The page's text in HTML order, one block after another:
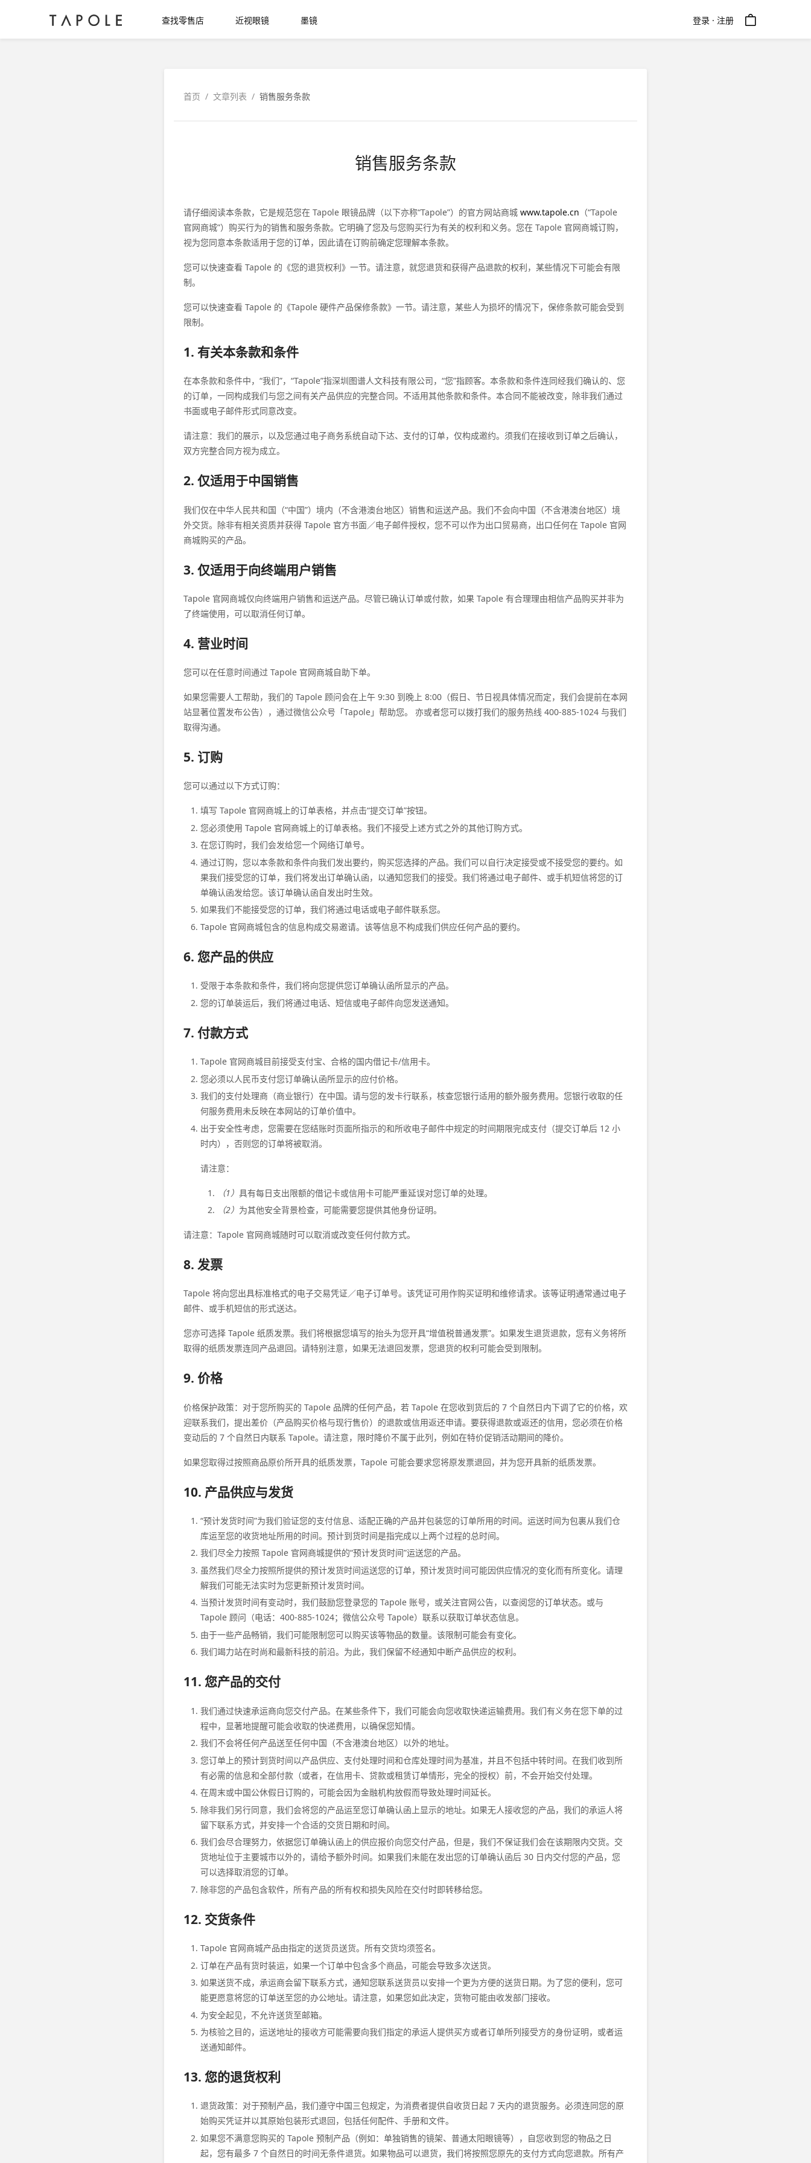
查找零售店 近视眼镜 墨镜 登录 · 注册
首页 / 文章列表 / 销售服务条款
销售服务条款
请仔细阅读本条款，它是规范您在 Tapole 眼镜品牌（以下亦称“Tapole”）的官方网站商城 www.tapole.cn （“Tapole
官网商城”）购买行为的销售和服务条款。它明确了您及与您购买行为有关的权利和义务。您在 Tapole 官网商城订购，
视为您同意本条款适用于您的订单，因此请在订购前确定您理解本条款。
您可以快速查看 Tapole 的《您的退货权利》一节。请注意，就您退货和获得产品退款的权利，某些情况下可能会有限
制。
您可以快速查看 Tapole 的《Tapole 硬件产品保修条款》一节。请注意，某些人为损坏的情况下，保修条款可能会受到
限制。
1. 有关本条款和条件
在本条款和条件中，“我们”，“Tapole”指深圳图谱人文科技有限公司，“您”指顾客。本条款和条件连同经我们确认的、您
的订单，一同构成我们与您之间有关产品供应的完整合同。不适用其他条款和条件。本合同不能被改变，除非我们通过
书面或电子邮件形式同意改变。
请注意：我们的展示，以及您通过电子商务系统自动下达、支付的订单，仅构成邀约。须我们在接收到订单之后确认，
双方完整合同方视为成立。
2. 仅适用于中国销售
我们仅在中华人民共和国（“中国”）境内（不含港澳台地区）销售和运送产品。我们不会向中国（不含港澳台地区）境
外交货。除非有相关资质并获得 Tapole 官方书面／电子邮件授权，您不可以作为出口贸易商，出口任何在 Tapole 官网
商城购买的产品。
3. 仅适用于向终端用户销售
Tapole 官网商城仅向终端用户销售和运送产品。尽管已确认订单或付款，如果 Tapole 有合理理由相信产品购买并非为
了终端使用，可以取消任何订单。
4. 营业时间
您可以在任意时间通过 Tapole 官网商城自助下单。
如果您需要人工帮助，我们的 Tapole 顾问会在上午 9:30 到晚上 8:00（假日、节日视具体情况而定，我们会提前在本网
站显著位置发布公告），通过微信公众号「Tapole」帮助您。 亦或者您可以拨打我们的服务热线 400-885-1024 与我们
取得沟通。
5. 订购
您可以通过以下方式订购：
填写 Tapole 官网商城上的订单表格，并点击“提交订单”按钮。
您必须使用 Tapole 官网商城上的订单表格。我们不接受上述方式之外的其他订购方式。
在您订购时，我们会发给您一个网络订单号。
通过订购，您以本条款和条件向我们发出要约，购买您选择的产品。我们可以自行决定接受或不接受您的要约。如
果我们接受您的订单，我们将发出订单确认函，以通知您我们的接受。我们将通过电子邮件、或手机短信将您的订
单确认函发给您。该订单确认函自发出时生效。
如果我们不能接受您的订单，我们将通过电话或电子邮件联系您。
Tapole 官网商城包含的信息构成交易邀请。该等信息不构成我们供应任何产品的要约。
6. 您产品的供应
受限于本条款和条件，我们将向您提供您订单确认函所显示的产品。
您的订单装运后，我们将通过电话、短信或电子邮件向您发送通知。
7. 付款方式
Tapole 官网商城目前接受支付宝、合格的国内借记卡/信用卡。
您必须以人民币支付您订单确认函所显示的应付价格。
我们的支付处理商（商业银行）在中国。请与您的发卡行联系，核查您银行适用的额外服务费用。您银行收取的任
何服务费用未反映在本网站的订单价值中。
出于安全性考虑，您需要在您结账时页面所指示的和所收电子邮件中规定的时间期限完成支付（提交订单后 12 小
时内），否则您的订单将被取消。
请注意：
（1） 具有每日支出限额的借记卡或信用卡可能严重延误对您订单的处理。
（2） 为其他安全背景检查，可能需要您提供其他身份证明。
请注意：Tapole 官网商城随时可以取消或改变任何付款方式。
8. 发票
Tapole 将向您出具标准格式的电子交易凭证／电子订单号。该凭证可用作购买证明和维修请求。该等证明通常通过电子
邮件、或手机短信的形式送达。
您亦可选择 Tapole 纸质发票。我们将根据您填写的抬头为您开具“增值税普通发票”。如果发生退货退款，您有义务将所
取得的纸质发票连同产品退回。请特别注意，如果无法退回发票，您退货的权利可能会受到限制。
9. 价格
价格保护政策：对于您所购买的 Tapole 品牌的任何产品，若 Tapole 在您收到货后的 7 个自然日内下调了它的价格，欢
迎联系我们，提出差价（产品购买价格与现行售价）的退款或信用返还申请。要获得退款或返还的信用，您必须在价格
变动后的 7 个自然日内联系 Tapole。请注意，限时降价不属于此列，例如在特价促销活动期间的降价。
如果您取得过按照商品原价所开具的纸质发票，Tapole 可能会要求您将原发票退回，并为您开具新的纸质发票。
10. 产品供应与发货
“预计发货时间”为我们验证您的支付信息、适配正确的产品并包装您的订单所用的时间。运送时间为包裹从我们仓
库运至您的收货地址所用的时间。预计到货时间是指完成以上两个过程的总时间。
我们尽全力按照 Tapole 官网商城提供的“预计发货时间”运送您的产品。
虽然我们尽全力按照所提供的预计发货时间运送您的订单，预计发货时间可能因供应情况的变化而有所变化。请理
解我们可能无法实时为您更新预计发货时间。
当预计发货时间有变动时，我们鼓励您登录您的 Tapole 账号，或关注官网公告，以查阅您的订单状态。或与
Tapole 顾问（电话：400-885-1024；微信公众号 Tapole）联系以获取订单状态信息。
由于一些产品畅销，我们可能限制您可以购买该等物品的数量。该限制可能会有变化。
我们竭力站在时尚和最新科技的前沿。为此，我们保留不经通知中断产品供应的权利。
11. 您产品的交付
我们通过快速承运商向您交付产品。在某些条件下，我们可能会向您收取快递运输费用。我们有义务在您下单的过
程中，显著地提醒可能会收取的快递费用，以确保您知情。
我们不会将任何产品送至任何中国（不含港澳台地区）以外的地址。
您订单上的预计到货时间以产品供应、支付处理时间和仓库处理时间为基准，并且不包括中转时间。在我们收到所
有必需的信息和全部付款（或者，在信用卡、贷款或租赁订单情形，完全的授权）前，不会开始交付处理。
在周末或中国公休假日订购的，可能会因为金融机构放假而导致处理时间延长。
除非我们另行同意，我们会将您的产品运至您订单确认函上显示的地址。如果无人接收您的产品，我们的承运人将
留下联系方式，并安排一个合适的交货日期和时间。
我们会尽合理努力，依据您订单确认函上的供应报价向您交付产品，但是，我们不保证我们会在该期限内交货。交
货地址位于主要城市以外的，请给予额外时间。如果我们未能在发出您的订单确认函后 30 日内交付您的产品，您
可以选择取消您的订单。
除非您的产品包含软件，所有产品的所有权和损失风险在交付时即转移给您。
12. 交货条件
Tapole 官网商城产品由指定的送货员送货。所有交货均须签名。
订单在产品有货时装运，如果一个订单中包含多个商品，可能会导致多次送货。
如果送货不成，承运商会留下联系方式，通知您联系送货员以安排一个更为方便的送货日期。为了您的便利，您可
能更愿意将您的订单送至您的办公地址。请注意，如果您如此决定，货物可能由收发部门接收。
为安全起见，不允许送货至邮箱。
为核验之目的，运送地址的接收方可能需要向我们指定的承运人提供买方或者订单所列接受方的身份证明，或者运
送通知邮件。
13. 您的退货权利
退货政策：对于预制产品，我们遵守中国三包规定，为消费者提供自收货日起 7 天内的退货服务。必须连同您的原
始购买凭证并以其原始包装形式退回，包括任何配件、手册和文件。
如果您不满意您购买的 Tapole 预制产品（例如：单独销售的镜架、普通太阳眼镜等），自您收到您的物品之日
起，您有最多 7 个自然日的时间无条件退货。如果物品可以退货，我们将按照您原先的支付方式向您退款。所有产